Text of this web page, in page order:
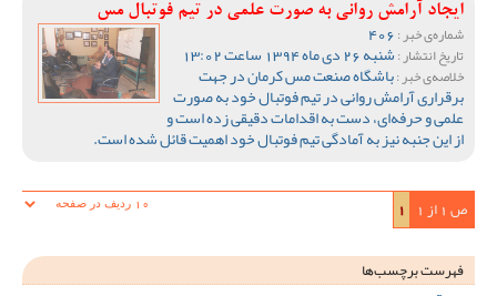
ایجاد آرامش روانی به صورت علمی در تیم فوتبال مس
شماره‌ی خبر :
تاریخ انتشار :شنبه 26 دی ماه 1394 ساعت 13:02
خلاصه‌ی خبر :باشگاه صنعت مس کرمان در جهت
برقراری آرامش روانی در تیم فوتبال خود به صورت
علمی و حرفه‌ای، دست به اقدامات دقیقی زده است و
از این جنبه نیز به آمادگی تیم فوتبال خود اهمیت قائل شده است.
ص 1 از 1 1
فهرست برچسب‌ها